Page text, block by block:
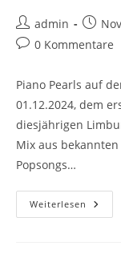
admin
0 Kommentare
Piano Pearls auf
01.12.2024, dem
diesjährigen
Mix aus
Popsongs…
Weiterlesen